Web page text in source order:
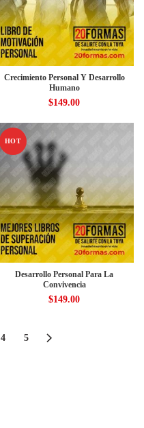
Crecimiento Personal Y Desarrollo
Humano
$149.00
HOT
Desarrollo Personal Para La
Convivencia
$149.00
4 5